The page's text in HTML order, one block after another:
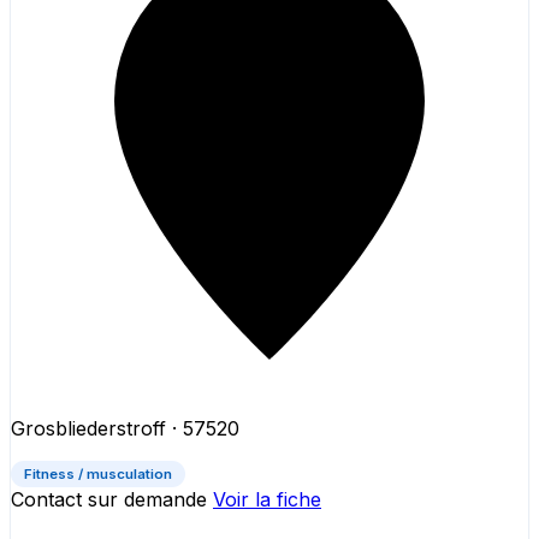
Grosbliederstroff · 57520
Fitness / musculation
Contact sur demande Voir la fiche